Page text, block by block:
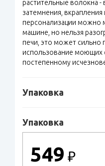
растительные волокна
затемнения, вкрапления
персонализации можно
машине, но нельзя
печи, это может сильно
использование моющих
постепенному
Упаковка
Упаковка
549 ₽